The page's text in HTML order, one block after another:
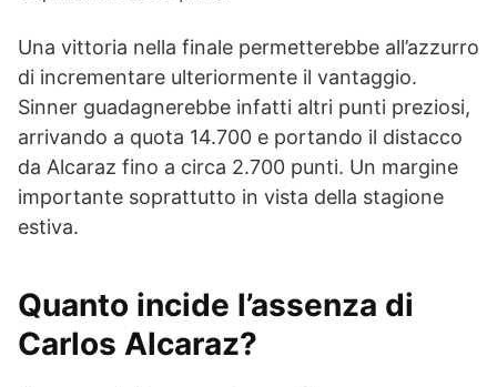
Una vittoria nella finale permetterebbe all’azzurro
di incrementare ulteriormente il vantaggio.
Sinner guadagnerebbe infatti altri punti preziosi,
arrivando a quota 14.700 e portando il distacco
da Alcaraz fino a circa 2.700 punti. Un margine
importante soprattutto in vista della stagione
estiva.
Quanto incide l’assenza di
Carlos Alcaraz?